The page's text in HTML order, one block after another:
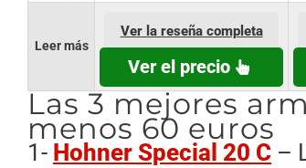
Leer más
Ver la reseña completa
Ver el precio
Las 3 mejores
menos 60 euros
1- Hohner Special 20 C –